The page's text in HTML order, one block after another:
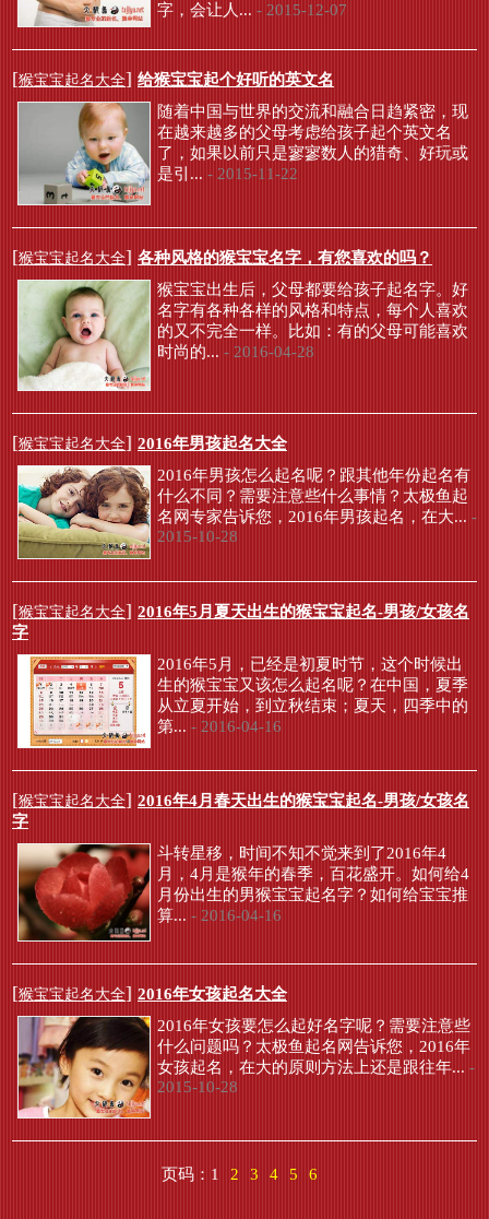
字，会让人... - 2015-12-07
[猴宝宝起名大全] 给猴宝宝起个好听的英文名
随着中国与世界的交流和融合日趋紧密，现
在越来越多的父母考虑给孩子起个英文名
了，如果以前只是寥寥数人的猎奇、好玩或
是引... - 2015-11-22
[猴宝宝起名大全] 各种风格的猴宝宝名字，有您喜欢的吗？
猴宝宝出生后，父母都要给孩子起名字。好
名字有各种各样的风格和特点，每个人喜欢
的又不完全一样。比如：有的父母可能喜欢
时尚的... - 2016-04-28
[猴宝宝起名大全] 2016年男孩起名大全
2016年男孩怎么起名呢？跟其他年份起名有
什么不同？需要注意些什么事情？太极鱼起
名网专家告诉您，2016年男孩起名，在大... -
2015-10-28
[猴宝宝起名大全] 2016年5月夏天出生的猴宝宝起名-男孩/女孩名
字
2016年5月，已经是初夏时节，这个时候出
生的猴宝宝又该怎么起名呢？在中国，夏季
从立夏开始，到立秋结束；夏天，四季中的
第... - 2016-04-16
[猴宝宝起名大全] 2016年4月春天出生的猴宝宝起名-男孩/女孩名
字
斗转星移，时间不知不觉来到了2016年4
月，4月是猴年的春季，百花盛开。如何给4
月份出生的男猴宝宝起名字？如何给宝宝推
算... - 2016-04-16
[猴宝宝起名大全] 2016年女孩起名大全
2016年女孩要怎么起好名字呢？需要注意些
什么问题吗？太极鱼起名网告诉您，2016年
女孩起名，在大的原则方法上还是跟往年... -
2015-10-28
页码： 1 2 3 4 5 6